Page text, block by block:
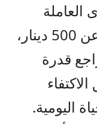
القوى العاملة
الأردنية يقل دخلها الشهري عن 500 دينار،
قدرة
اليومية.